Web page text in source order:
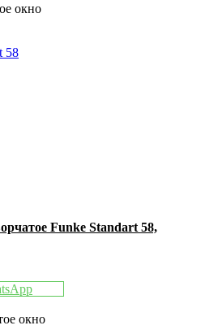
окно
58
Funke Standart 58,
окно